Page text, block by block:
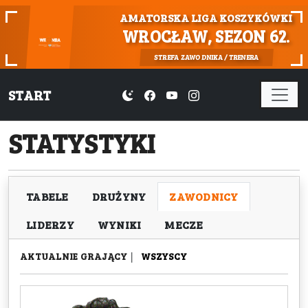
AMATORSKA LIGA KOSZYKÓWKI
WROCŁAW, SEZON 62.
STREFA ZAWODNIKA / TRENERA
START
STATYSTYKI
TABELE DRUŻYNY
ZAWODNICY
LIDERZY
WYNIKI MECZE
AKTUALNIE GRAJĄCY | WSZYSCY